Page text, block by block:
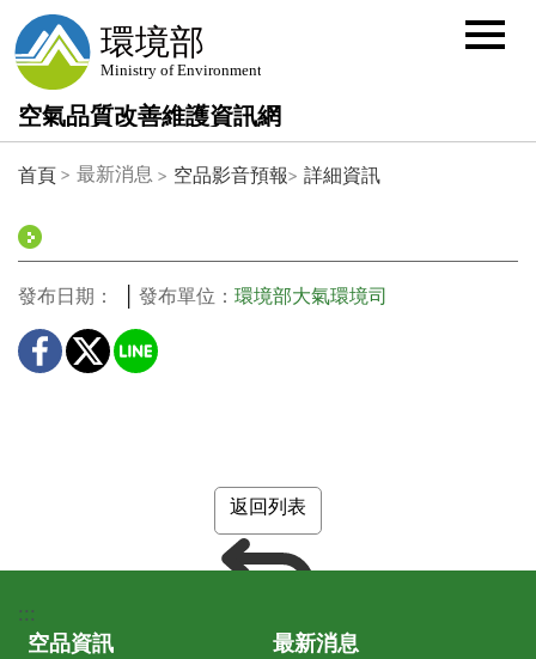
空氣品質改善維護資訊網
選
首頁 最新消息 空品影音預報 詳細資訊
發布日期： 發布單位： 環境部大氣環境司
返回列表
:::
空品資訊 最新消息